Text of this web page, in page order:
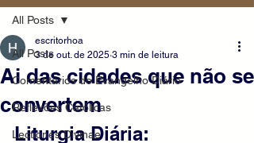
All Posts
Comentários do Evangelho Diário
Reflexões Católicas
Lectiones Divinae
All Posts
Ai das cidades que não se
convertem
escritorhoa
3 de out. de 2025 3 min de leitura
Liturgia Diária: